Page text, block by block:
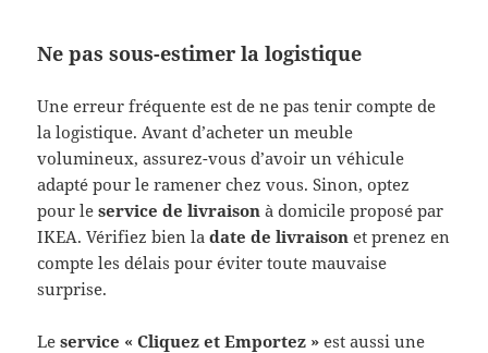
Ne pas sous-estimer la logistique
Une erreur fréquente est de ne pas tenir compte de
la logistique. Avant d’acheter un meuble
volumineux, assurez-vous d’avoir un véhicule
adapté pour le ramener chez vous. Sinon, optez
pour leservice de livraison à domicile proposé par
IKEA. Vérifiez bien ladate de livraison et prenez en
compte les délais pour éviter toute mauvaise
surprise.
Leservice « Cliquez et Emportez » est aussi une